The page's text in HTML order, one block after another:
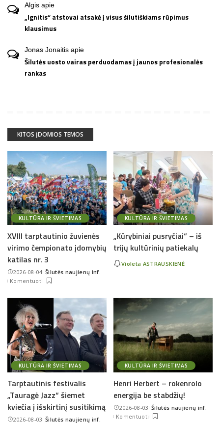
Algis apie
„Ignitis“ atstovai atsakė į visus šilutiškiams rūpimus
klausimus
Jonas Jonaitis apie
Šilutės uosto vairas perduodamas į jaunos profesionalės
rankas
KITOS ĮDOMIOS TEMOS
KULTŪRA IR ŠVIETIMAS
XVIII tarptautinio žuvienės
virimo čempionato įdomybių
katilas nr. 3
2026-08-04Posted
by
Šilutės naujienų inf.
Komentuoti
KULTŪRA IR ŠVIETIMAS
„Kūrybiniai pusryčiai“ – iš
trijų kultūrinių patiekalų
Violeta ASTRAUSKIENĖ
KULTŪRA IR ŠVIETIMAS
Tarptautinis festivalis
„Tauragė Jazz“ šiemet
kviečia į išskirtinį susitikimą
2026-08-03 Šilutės naujienų inf.
KULTŪRA IR ŠVIETIMAS
Henri Herbert – rokenrolo
energija be stabdžių!
2026-08-03Posted
by
Šilutės naujienų inf.
Komentuoti